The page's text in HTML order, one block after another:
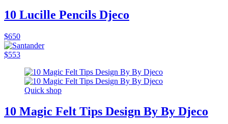
10 Lucille Pencils Djeco
$650
$553
Quick shop
10 Magic Felt Tips Design By By Djeco